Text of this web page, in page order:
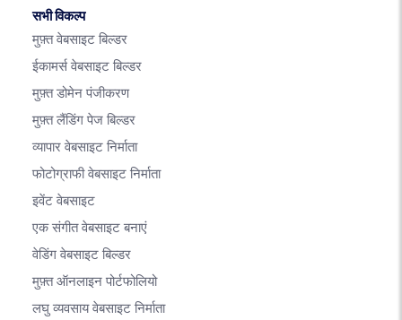
सभी विकल्प
मुफ़्त वेबसाइट बिल्डर
ईकामर्स वेबसाइट बिल्डर
मुफ़्त डोमेन पंजीकरण
मुफ़्त लैंडिंग पेज बिल्डर
व्यापार वेबसाइट निर्माता
फोटोग्राफी वेबसाइट निर्माता
इवेंट वेबसाइट
एक संगीत वेबसाइट बनाएं
वेडिंग वेबसाइट बिल्डर
मुफ़्त ऑनलाइन पोर्टफोलियो
लघु व्यवसाय वेबसाइट निर्माता